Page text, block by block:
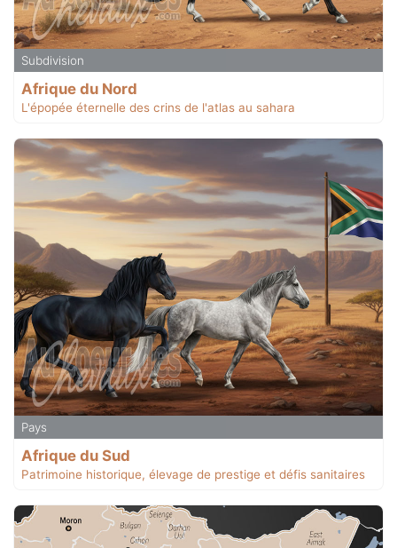
Subdivision
Afrique du Nord
L'épopée éternelle des crins de l'atlas au sahara
Pays
Afrique du Sud
Patrimoine historique, élevage de prestige et défis sanitaires